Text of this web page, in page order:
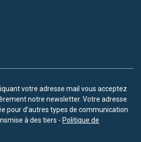
votre adresse mail vous acceptez
notre newsletter. Votre adresse
pour d’autres types de communication
à des tiers - Politique de